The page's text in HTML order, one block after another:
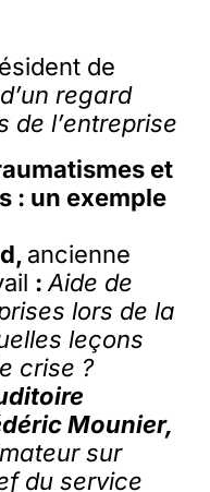
de
regard
de l’entreprise
et
: un exemple
ancienne
: Aide de
lors de la
leçons
crise ?
Mounier,
sur
du service